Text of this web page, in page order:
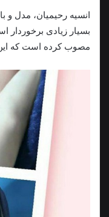
انسیه رحیمیان، مدل و
بسیار زیادی برخوردار
مصوب کرده است که این